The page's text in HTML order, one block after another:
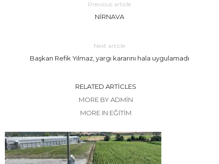
Previous article
NİRNAVA
Next article
Başkan Refik Yılmaz, yargı kararını hala uygulamadı
RELATED ARTICLES
MORE BY ADMIN
MORE IN EĞİTİM